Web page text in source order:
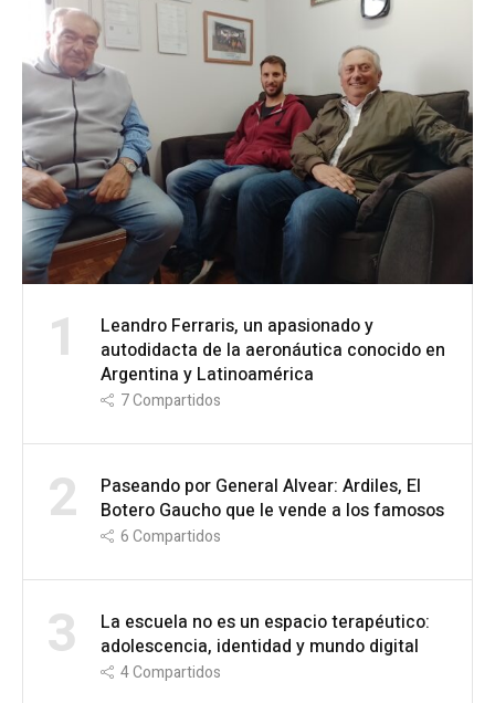
1
Leandro Ferraris, un apasionado y
autodidacta de la aeronáutica conocido en
Argentina y Latinoamérica
7Compartidos
2
Paseando por General Alvear: Ardiles, El
Botero Gaucho que le vende a los famosos
6Compartidos
3
La escuela no es un espacio terapéutico:
adolescencia, identidad y mundo digital
4Compartidos